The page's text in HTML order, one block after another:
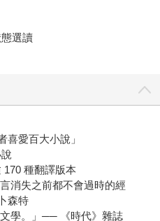
選讀
愛百大小說」
種翻譯版本
消失之前都不會過時的經
森特
學。」── 《時代》雜誌